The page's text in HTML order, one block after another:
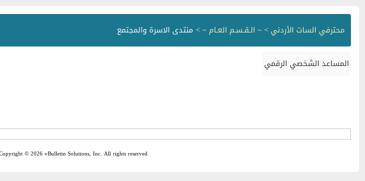
محترفي السات الأردني >~ الـقـسـم العـام ~> منتدى الاسرة والمجتمع
المساعد الشخصي الرقمي
© 2026 vBulletin Solutions, Inc. All rights reserved